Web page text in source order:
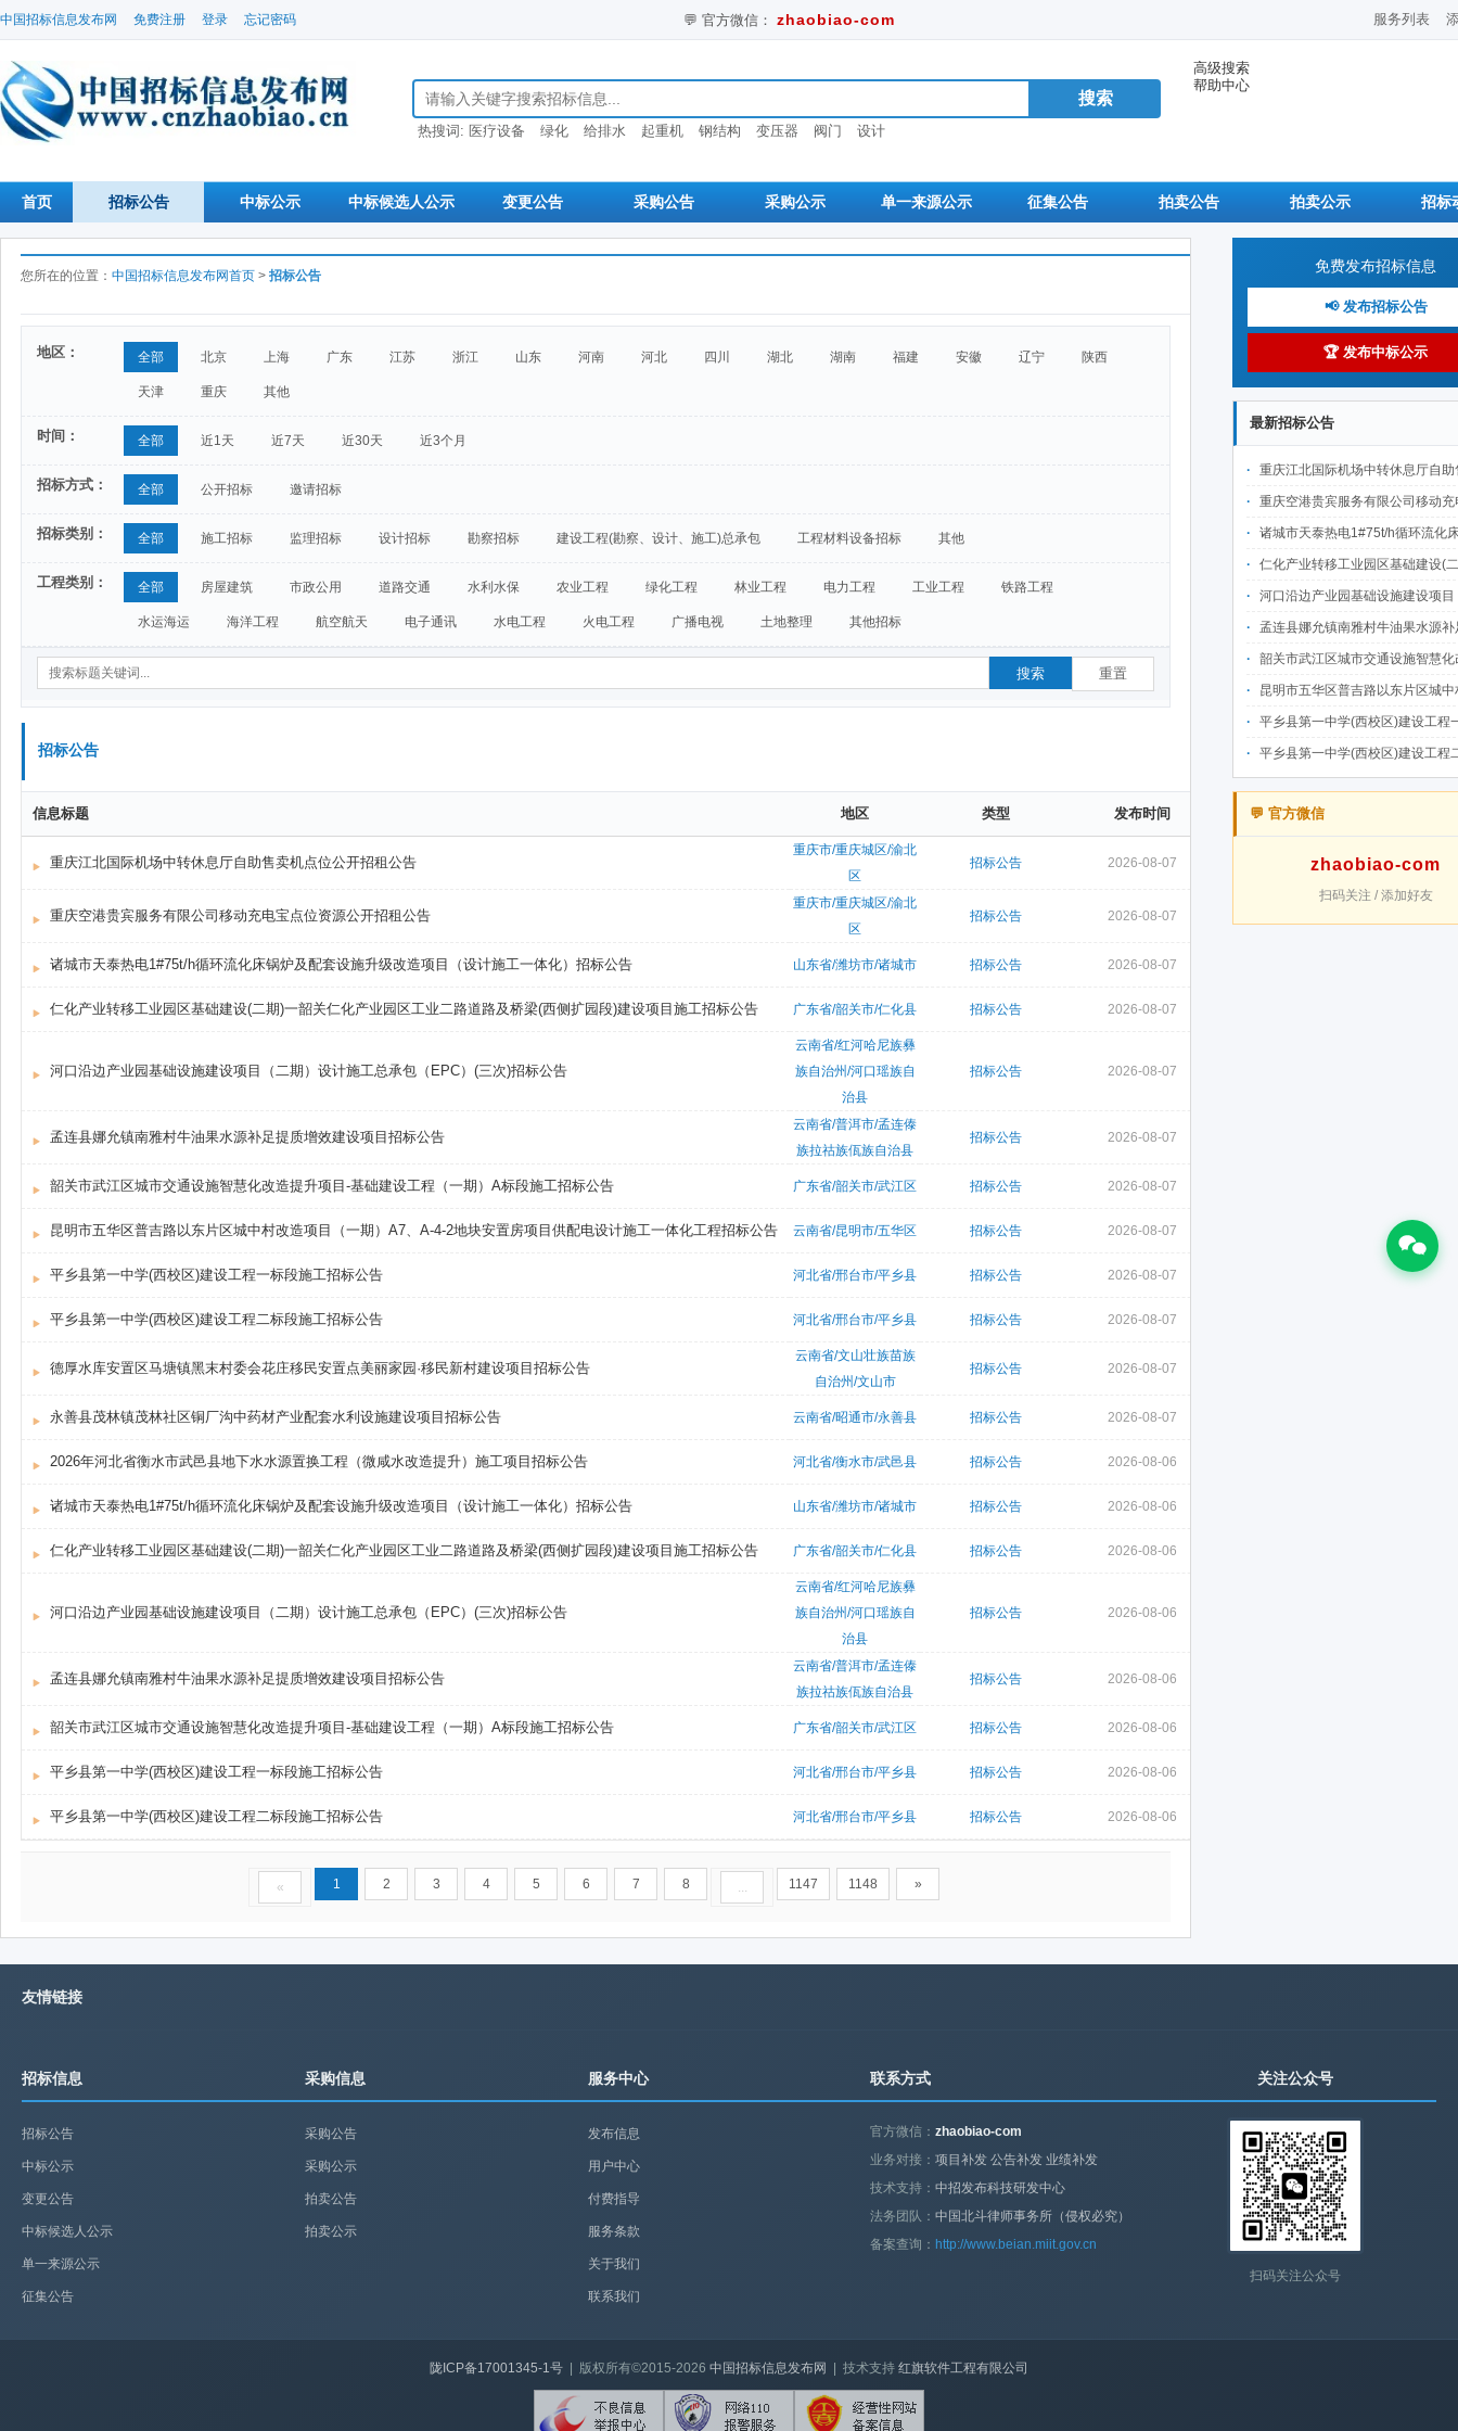
中国招标信息发布网 免费注册 登录 忘记密码 💬 官方微信： zhaobiao-com 服务列表
搜索招标信息
热搜词: 医疗设备 绿化 给排水 起重机 钢结构 变压器 阀门 设计
高级搜索
帮助中心
首页 招标公告 中标公示 中标候选人公示 变更公告 采购公告 采购公示 单一来源公示 征集公告 拍卖公告 拍卖公示 招标
您所在的位置： 中国招标信息发布网首页 > 招标公告
地区： 全部 北京 上海 广东 江苏 浙江 山东 河南 河北 四川 湖北 湖南 福建 安徽 辽宁 陕西
天津 重庆 其他
时间： 全部 近1天 近7天 近30天 近3个月
招标方式： 全部 公开招标 邀请招标
招标类别： 全部 施工招标 监理招标 设计招标 勘察招标 建设工程(勘察、设计、施工)总承包 工程材料设备招标 其他
工程类别： 全部 房屋建筑 市政公用 道路交通 水利水保 农业工程 绿化工程 林业工程 电力工程 工业工程 铁路工程
水运海运 海洋工程 航空航天 电子通讯 水电工程 火电工程 广播电视 土地整理 其他招标
搜索 重置
招标公告
信息标题 地区 类型 发布时间
重庆江北国际机场中转休息厅自助售卖机点位公开招租公告
重庆市/重庆城区/渝北
区
招标公告 2026-08-07
重庆空港贵宾服务有限公司移动充电宝点位资源公开招租公告
重庆市/重庆城区/渝北
区
招标公告 2026-08-07
诸城市天泰热电1#75t/h循环流化床锅炉及配套设施升级改造项目（设计施工一体化）招标公告 山东省/潍坊市/诸城市 招标公告 2026-08-07
仁化产业转移工业园区基础建设(二期)一韶关仁化产业园区工业二路道路及桥梁(西侧扩园段)建设项目施工招标公告 广东省/韶关市/仁化县 招标公告 2026-08-07
河口沿边产业园基础设施建设项目（二期）设计施工总承包（EPC）(三次)招标公告
云南省/红河哈尼族彝
族自治州/河口瑶族自
治县
招标公告 2026-08-07
孟连县娜允镇南雅村牛油果水源补足提质增效建设项目招标公告
云南省/普洱市/孟连傣
族拉祜族佤族自治县
招标公告 2026-08-07
韶关市武江区城市交通设施智慧化改造提升项目-基础建设工程（一期）A标段施工招标公告 广东省/韶关市/武江区 招标公告 2026-08-07
昆明市五华区普吉路以东片区城中村改造项目（一期）A7、A-4-2地块安置房项目供配电设计施工一体化工程招标公告 云南省/昆明市/五华区 招标公告 2026-08-07
平乡县第一中学(西校区)建设工程一标段施工招标公告 河北省/邢台市/平乡县 招标公告 2026-08-07
平乡县第一中学(西校区)建设工程二标段施工招标公告 河北省/邢台市/平乡县 招标公告 2026-08-07
德厚水库安置区马塘镇黑末村委会花庄移民安置点美丽家园·移民新村建设项目招标公告
云南省/文山壮族苗族
自治州/文山市
招标公告 2026-08-07
永善县茂林镇茂林社区铜厂沟中药材产业配套水利设施建设项目招标公告 云南省/昭通市/永善县 招标公告 2026-08-07
2026年河北省衡水市武邑县地下水水源置换工程（微咸水改造提升）施工项目招标公告 河北省/衡水市/武邑县 招标公告 2026-08-06
诸城市天泰热电1#75t/h循环流化床锅炉及配套设施升级改造项目（设计施工一体化）招标公告 山东省/潍坊市/诸城市 招标公告 2026-08-06
仁化产业转移工业园区基础建设(二期)一韶关仁化产业园区工业二路道路及桥梁(西侧扩园段)建设项目施工招标公告 广东省/韶关市/仁化县 招标公告 2026-08-06
河口沿边产业园基础设施建设项目（二期）设计施工总承包（EPC）(三次)招标公告
云南省/红河哈尼族彝
族自治州/河口瑶族自
治县
招标公告 2026-08-06
孟连县娜允镇南雅村牛油果水源补足提质增效建设项目招标公告
云南省/普洱市/孟连傣
族拉祜族佤族自治县
招标公告 2026-08-06
韶关市武江区城市交通设施智慧化改造提升项目-基础建设工程（一期）A标段施工招标公告 广东省/韶关市/武江区 招标公告 2026-08-06
平乡县第一中学(西校区)建设工程一标段施工招标公告 河北省/邢台市/平乡县 招标公告 2026-08-06
平乡县第一中学(西校区)建设工程二标段施工招标公告 河北省/邢台市/平乡县 招标公告 2026-08-06
« 1 2 3 4 5 6 7 8 ... 1147 1148 »
免费发布招标信息
📢 发布招标公告
🏆 发布中标公示
最新招标公告
重庆江北国际机场中转休息厅自助售卖机点位公开招
重庆空港贵宾服务有限公司移动充电宝点位资源公开
诸城市天泰热电1#75t/h循环流化床锅炉及配套设施升级改造项目（设计施工一体
仁化产业转移工业园区基础建设(二期)一韶关仁化产业园区工业二路道路及桥梁(西侧扩园段)建设
河口沿边产业园基础设施建设项目（二期）设计施工总承包（EPC）(三次
孟连县娜允镇南雅村牛油果水源补足提质增效建设项目
韶关市武江区城市交通设施智慧化改造提升项目-基础建设工程（一期）A标段施
昆明市五华区普吉路以东片区城中村改造项目（一期）A7、A-4-2地块安置房项目供配电设计施工一体化
平乡县第一中学(西校区)建设工程一标段施工
平乡县第一中学(西校区)建设工程二标段施工
💬 官方微信
zhaobiao-com
扫码关注 / 添加好友
友情链接
招标信息
招标公告
中标公示
变更公告
中标候选人公示
单一来源公示
征集公告
采购信息
采购公告
采购公示
拍卖公告
拍卖公示
服务中心
发布信息
用户中心
付费指导
服务条款
关于我们
联系我们
联系方式
官方微信：zhaobiao-com
业务对接：项目补发 公告补发 业绩补发
技术支持：中招发布科技研发中心
法务团队：中国北斗律师事务所（侵权必究）
备案查询： http://www.beian.miit.gov.cn
关注公众号
扫码关注公众号
陇ICP备17001345-1号 | 版权所有©2015-2026 中国招标信息发布网 | 技术支持 红旗软件工程有限公司